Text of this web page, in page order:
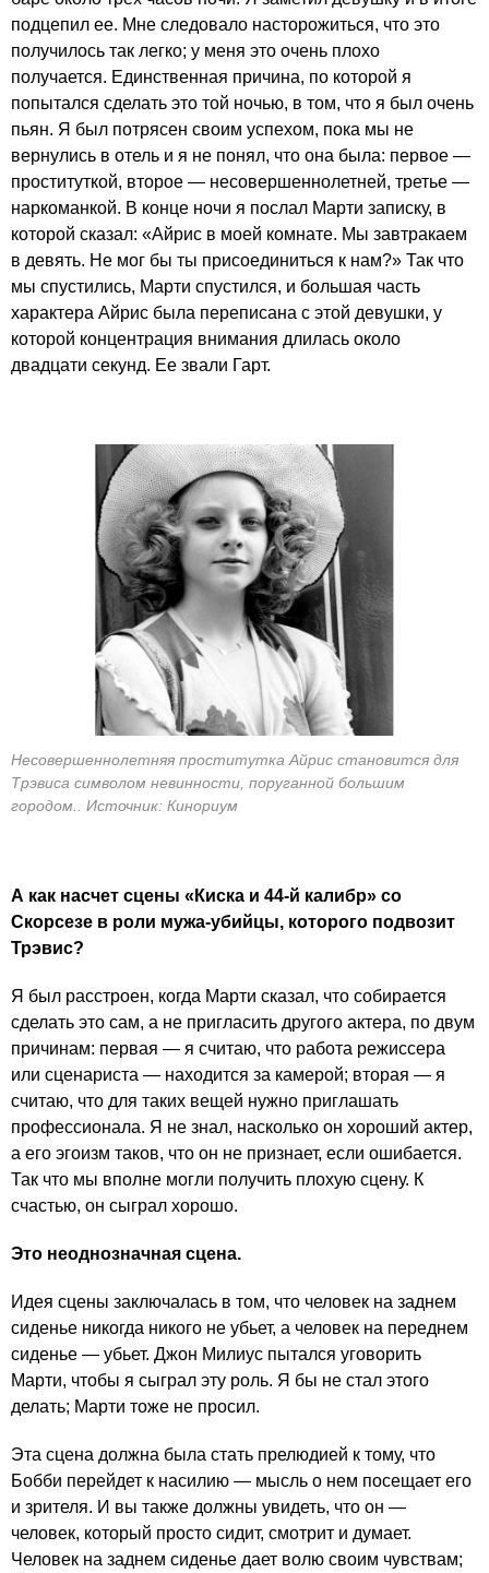
подцепил ее. Мне следовало насторожиться, что это
получилось так легко; у меня это очень плохо
получается. Единственная причина, по которой я
попытался сделать это той ночью, в том, что я был очень
пьян. Я был потрясен своим успехом, пока мы не
вернулись в отель и я не понял, что она была: первое —
проституткой, второе — несовершеннолетней, третье —
наркоманкой. В конце ночи я послал Марти записку, в
которой сказал: «Айрис в моей комнате. Мы завтракаем
в девять. Не мог бы ты присоединиться к нам?» Так что
мы спустились, Марти спустился, и большая часть
характера Айрис была переписана с этой девушки, у
которой концентрация внимания длилась около
двадцати секунд. Ее звали Гарт.
Несовершеннолетняя проститутка Айрис становится для
Трэвиса символом невинности, поруганной большим
городом.. Источник: Кинориум
А как насчет сцены «Киска и 44-й калибр» со
Скорсезе в роли мужа-убийцы, которого подвозит
Трэвис?
Я был расстроен, когда Марти сказал, что собирается
сделать это сам, а не пригласить другого актера, по двум
причинам: первая — я считаю, что работа режиссера
или сценариста — находится за камерой; вторая — я
считаю, что для таких вещей нужно приглашать
профессионала. Я не знал, насколько он хороший актер,
а его эгоизм таков, что он не признает, если ошибается.
Так что мы вполне могли получить плохую сцену. К
счастью, он сыграл хорошо.
Это неоднозначная сцена.
Идея сцены заключалась в том, что человек на заднем
сиденье никогда никого не убьет, а человек на переднем
сиденье — убьет. Джон Милиус пытался уговорить
Марти, чтобы я сыграл эту роль. Я бы не стал этого
делать; Марти тоже не просил.
Эта сцена должна была стать прелюдией к тому, что
Бобби перейдет к насилию — мысль о нем посещает его
и зрителя. И вы также должны увидеть, что он —
человек, который просто сидит, смотрит и думает.
Человек на заднем сиденье дает волю своим чувствам;